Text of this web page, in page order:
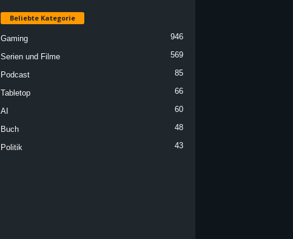
Beliebte Kategorie
Gaming 946
Serien und Filme 569
Podcast 85
Tabletop 66
AI 60
Buch 48
Politik 43